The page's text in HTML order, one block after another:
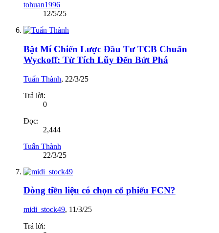
tohuan1996
12/5/25
Bật Mí Chiến Lược Đầu Tư TCB Chuẩn
Wyckoff: Từ Tích Lũy Đến Bứt Phá
Tuấn Thành, 22/3/25
Trả lời:
0
Đọc:
2,444
Tuấn Thành
22/3/25
Dòng tiền liệu có chọn cổ phiếu FCN?
midi_stock49, 11/3/25
Trả lời: